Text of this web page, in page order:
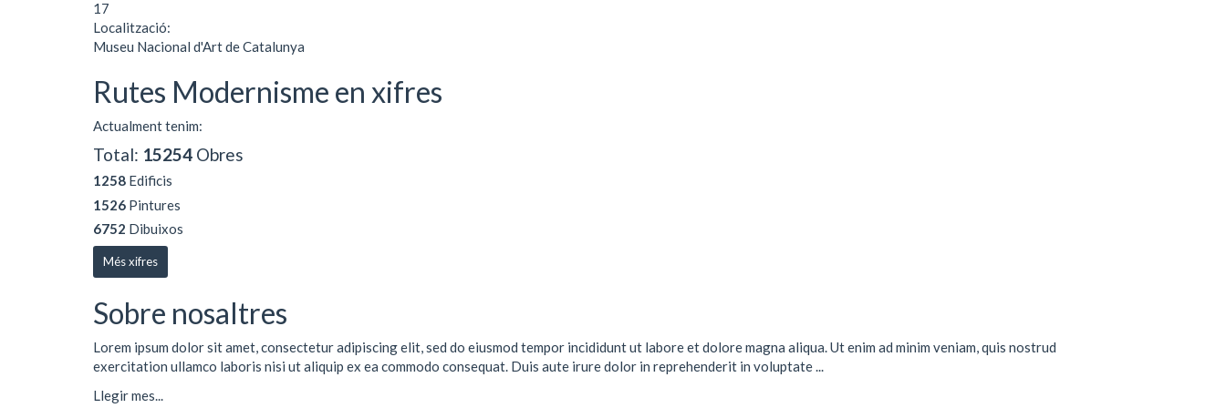
17
Localització:
Museu Nacional d'Art de Catalunya
Rutes Modernisme en xifres
Actualment tenim:
Total: 15254 Obres
1258 Edificis
1526 Pintures
6752 Dibuixos
Més xifres
Sobre nosaltres
Lorem ipsum dolor sit amet, consectetur adipiscing elit, sed do eiusmod tempor incididunt ut labore et dolore magna aliqua. Ut enim ad minim veniam, quis nostrud
exercitation ullamco laboris nisi ut aliquip ex ea commodo consequat. Duis aute irure dolor in reprehenderit in voluptate ...
Llegir mes...